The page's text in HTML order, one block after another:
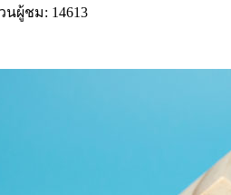
นผู้ชม: 14613